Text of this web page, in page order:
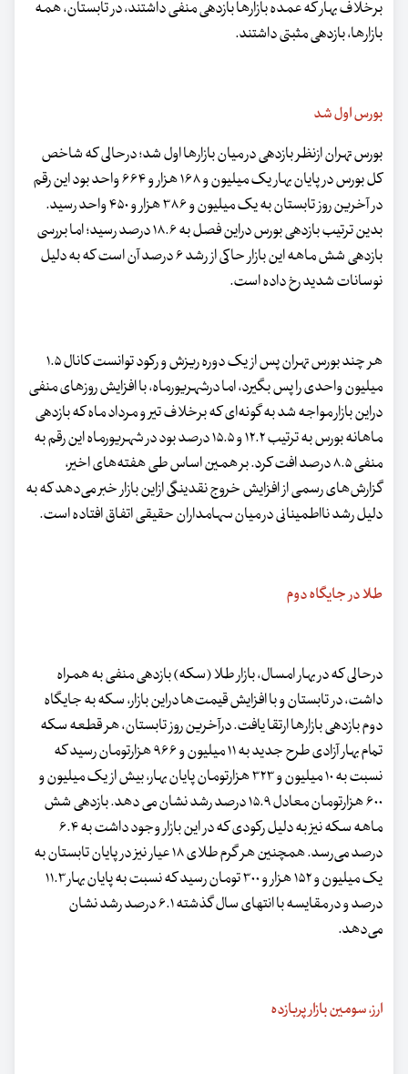
برخلاف بهار که عمده بازارها بازدهی منفی داشتند، در تابستان، همه
بازارها، بازدهی مثبتی داشتند.
بورس اول شد
بورس تهران ازنظر بازدهی در میان بازارها اول شد؛ درحالی که شاخص
کل بورس در پایان بهار یک میلیون و ۱۶۸ هزار و ۶۶۴ واحد بود این رقم
در آخرین روز تابستان به یک میلیون و ۳۸۶ هزار و ۴۵۰ واحد رسید.
بدین ترتیب بازدهی بورس دراین فصل به ۱۸.۶ درصد رسید؛ اما بررسی
بازدهی شش ماهه این بازار حاکی از رشد ۶ درصد آن است که به دلیل
نوسانات شدید رخ داده است.
هر چند بورس تهران پس از یک دوره ریزش و رکود توانست کانال ۱.۵
میلیون واحدی را پس بگیرد، اما درشهریورماه، با افزایش روزهای منفی
دراین بازار مواجه شد به گونه‌ای که برخلاف تیر و مرداد ماه که بازدهی
ماهانه بورس به ترتیب ۱۲.۲ و ۱۵.۵ درصد بود در شهریورماه این رقم به
منفی ۸.۵ درصد افت کرد. بر همین اساس طی هفته‌های اخیر،
گزارش‌های رسمی از افزایش خروج نقدینگی ازاین بازار خبر می‌دهد که به
دلیل رشد نااطمینانی در میان سهامداران حقیقی اتفاق افتاده است.
طلا در جایگاه دوم
درحالی که در بهار امسال، بازار طلا (سکه) بازدهی منفی به همراه
داشت، در تابستان و با افزایش قیمت‌ها دراین بازار، سکه به جایگاه
دوم بازدهی بازارها ارتقا یافت. درآخرین روز تابستان، هر قطعه سکه
تمام بهار آزادی طرح جدید به ۱۱ میلیون و ۹۶۶ هزارتومان رسید که
نسبت به ۱۰ میلیون و ۳۲۳ هزارتومان پایان بهار، بیش از یک میلیون و
۶۰۰ هزارتومان معادل ۱۵.۹ درصد رشد نشان می دهد. بازدهی شش
ماهه سکه نیز به دلیل رکودی که در این بازار وجود داشت به ۶.۴
درصد می‌رسد. همچنین هر گرم طلای ۱۸ عیار نیز در پایان تابستان به
یک میلیون و ۱۵۲ هزار و ۳۰۰ تومان رسید که نسبت به پایان بهار ۱۱.۳
درصد و در مقایسه با انتهای سال گذشته ۶.۱ درصد رشد نشان
می‌دهد.
ارز، سومین بازار پربازده